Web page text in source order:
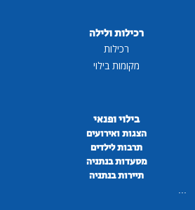
רכילות ולילה
רכילות
מקומות בילוי
בילוי ופנאי
הצגות ואירועים
תרבות לילדים
מסעדות בנתניה
תיירות בנתניה
...